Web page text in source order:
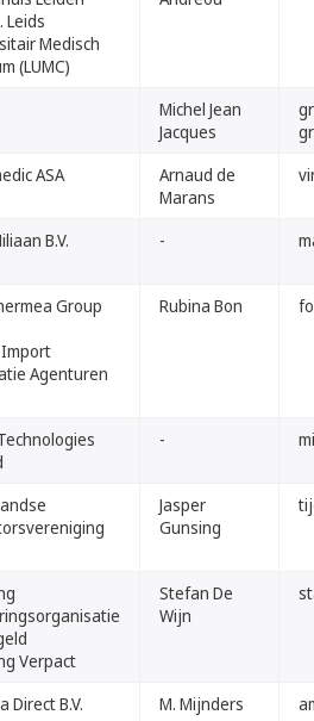
Leids
Medisch
(LUMC)
Michel Jean
Jacques
ASA
Arnaud de
Marans
B.V. -
Group
Agenturen
Rubina Bon
-
Jasper
Gunsing
Verpact
Stefan De
Wijn
Direct B.V. M. Mijnders